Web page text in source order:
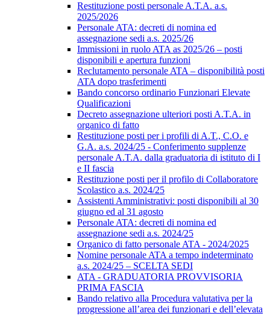
Restituzione posti personale A.T.A. a.s.
2025/2026
Personale ATA: decreti di nomina ed
assegnazione sedi a.s. 2025/26
Immissioni in ruolo ATA as 2025/26 – posti
disponibili e apertura funzioni
Reclutamento personale ATA – disponibilità posti
ATA dopo trasferimenti
Bando concorso ordinario Funzionari Elevate
Qualificazioni
Decreto assegnazione ulteriori posti A.T.A. in
organico di fatto
Restituzione posti per i profili di A.T., C.O. e
G.A. a.s. 2024/25 - Conferimento supplenze
personale A.T.A. dalla graduatoria di istituto di I
e II fascia
Restituzione posti per il profilo di Collaboratore
Scolastico a.s. 2024/25
Assistenti Amministrativi: posti disponibili al 30
giugno ed al 31 agosto
Personale ATA: decreti di nomina ed
assegnazione sedi a.s. 2024/25
Organico di fatto personale ATA - 2024/2025
Nomine personale ATA a tempo indeterminato
a.s. 2024/25 – SCELTA SEDI
ATA - GRADUATORIA PROVVISORIA
PRIMA FASCIA
Bando relativo alla Procedura valutativa per la
progressione all’area dei funzionari e dell’elevata